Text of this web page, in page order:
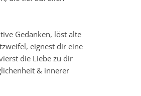
Gedanken, löst alte
eignest dir eine
die Liebe zu dir
& innerer